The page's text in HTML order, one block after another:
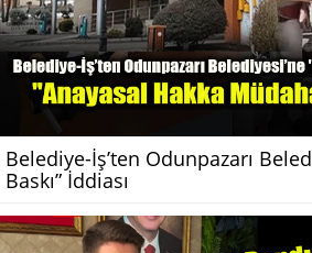
Belediye-İş’ten Odunpazarı
Baskı” İddiası